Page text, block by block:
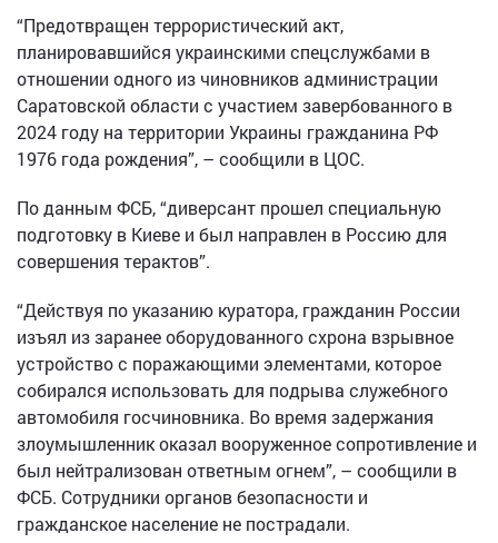
“Предотвращен террористический акт,
планировавшийся украинскими спецслужбами в
отношении одного из чиновников администрации
Саратовской области с участием завербованного в
2024 году на территории Украины гражданина РФ
1976 года рождения”, – сообщили в ЦОС.
По данным ФСБ, “диверсант прошел специальную
подготовку в Киеве и был направлен в Россию для
совершения терактов”.
“Действуя по указанию куратора, гражданин России
изъял из заранее оборудованного схрона взрывное
устройство с поражающими элементами, которое
собирался использовать для подрыва служебного
автомобиля госчиновника. Во время задержания
злоумышленник оказал вооруженное сопротивление и
был нейтрализован ответным огнем”, – сообщили в
ФСБ. Сотрудники органов безопасности и
гражданское население не пострадали.